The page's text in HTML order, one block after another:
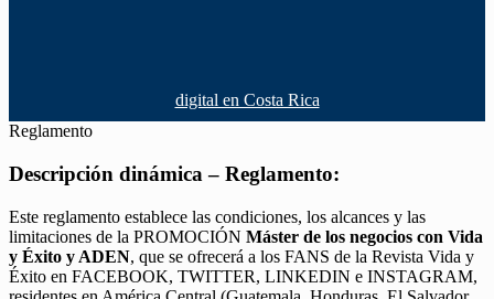
digital en Costa Rica
Reglamento
Descripción dinámica – Reglamento:
Este reglamento establece las condiciones, los alcances y las
limitaciones de la PROMOCIÓN Máster de los negocios con Vida
y Éxito y ADEN, que se ofrecerá a los FANS de la Revista Vida y
Éxito en FACEBOOK, TWITTER, LINKEDIN e INSTAGRAM,